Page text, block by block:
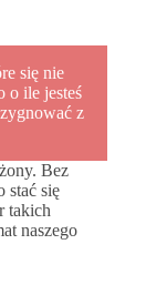
się nie
o ile jesteś
z
Bez
stać się
takich
naszego